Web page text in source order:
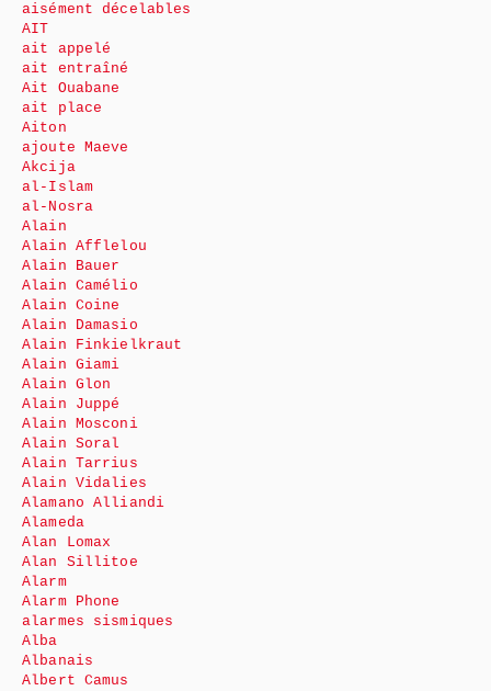
aisément décelables
AIT
ait appelé
ait entraîné
Ait Ouabane
ait place
Aiton
ajoute Maeve
Akcija
al-Islam
al-Nosra
Alain
Alain Afflelou
Alain Bauer
Alain Camélio
Alain Coine
Alain Damasio
Alain Finkielkraut
Alain Giami
Alain Glon
Alain Juppé
Alain Mosconi
Alain Soral
Alain Tarrius
Alain Vidalies
Alamano Alliandi
Alameda
Alan Lomax
Alan Sillitoe
Alarm
Alarm Phone
alarmes sismiques
Alba
Albanais
Albert Camus